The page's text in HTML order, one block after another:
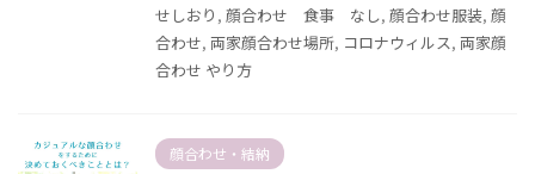
せしおり , 顔合わせ 食事 なし, 顔合わせ服装, 顔
合わせ, 両家顔合わせ場所, コロナウィルス, 両家顔
合わせ やり方
顔合わせ・結納